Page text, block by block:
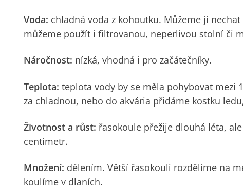
Voda: chladná voda z kohoutku. Můžeme ji
můžeme použít i filtrovanou, neperlivou stolní či
Náročnost: nízká, vhodná i pro začátečníky.
Teplota: teplota vody by se měla pohybovat mezi
za chladnou, nebo do akvária přidáme kostku
Životnost a růst: řasokoule přežije dlouhá léta,
centimetr.
Množení: dělením. Větší řasokouli rozdělíme na
koulíme v dlaních.